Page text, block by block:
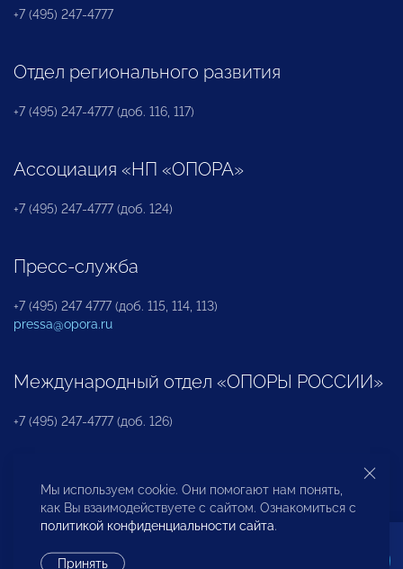
+7 (495) 247-4777
Отдел регионального развития
+7 (495) 247-4777 (доб. 116, 117)
Ассоциация «НП «ОПОРА»
+7 (495) 247-4777 (доб. 124)
Пресс-служба
+7 (495) 247 4777 (доб. 115, 114, 113)
pressa@opora.ru
Международный отдел «ОПОРЫ РОССИИ»
+7 (495) 247-4777 (доб. 126)
Бюро по защите прав предпринимателей и
инвесторов
Мы используем cookie. Они помогают нам понять,
как Вы взаимодействуете с сайтом. Ознакомиться с
политикой конфиденциальности сайта.
Принять